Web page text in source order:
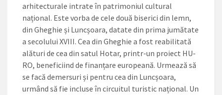
arhitecturale intrate în patrimoniul cultural
național. Este vorba de cele două biserici din lemn,
din Gheghie și Luncșoara, datate din prima jumătate
a secolului XVIII. Cea din Gheghie a fost reabilitată
alături de cea din satul Hotar, printr-un proiect HU-
RO, beneficiind de finanțare europeană. Urmează să
se facă demersuri și pentru cea din Luncșoara,
urmând să fie incluse în circuitul turistic național. Un